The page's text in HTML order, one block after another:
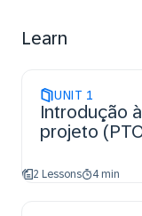
Learn
UNIT 1
Introdução
projeto
2 Lessons 4 min